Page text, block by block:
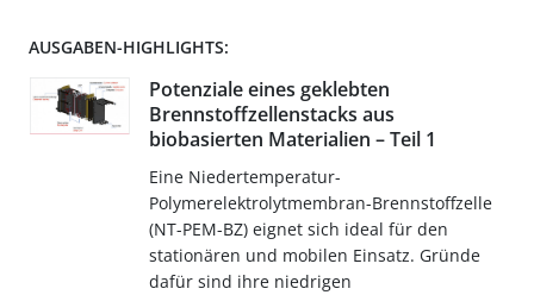
AUSGABEN-HIGHLIGHTS:
Potenziale eines geklebten
Brennstoffzellenstacks aus
biobasierten Materialien – Teil 1
Eine Niedertemperatur-
Polymerelektrolytmembran-Brennstoffzelle
(NT-PEM-BZ) eignet sich ideal für den
stationären und mobilen Einsatz. Gründe
dafür sind ihre niedrigen